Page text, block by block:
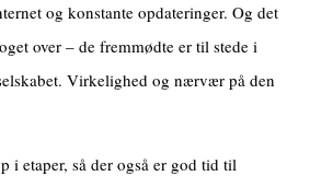
og konstante opdateringer. Og det
over – de fremmødte er til stede i
Virkelighed og nærvær på den
i etaper, så der også er god tid til